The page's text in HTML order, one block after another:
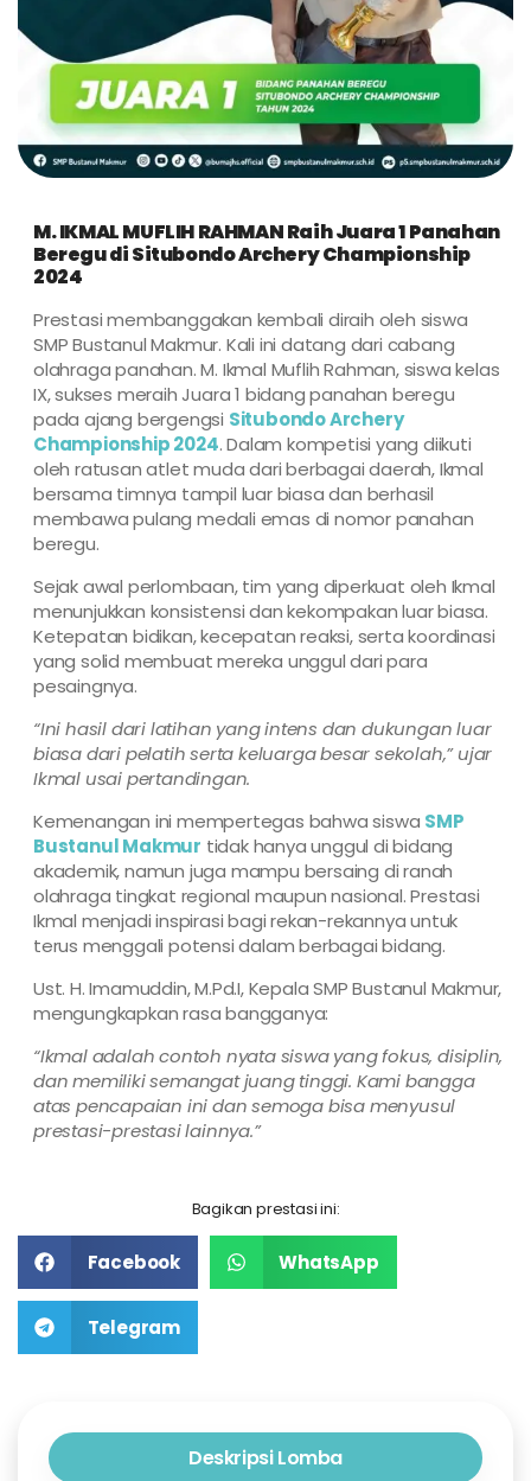
Deskripsi Lomba
M. IKMAL MUFLIH RAHMAN Raih Juara 1 Panahan
Beregu di Situbondo Archery Championship
2024
Prestasi membanggakan kembali diraih oleh siswa
SMP Bustanul Makmur. Kali ini datang dari cabang
olahraga panahan. M. Ikmal Muflih Rahman, siswa kelas
IX, sukses meraih Juara 1 bidang panahan beregu
pada ajang bergengsi Situbondo Archery
Championship 2024. Dalam kompetisi yang diikuti
oleh ratusan atlet muda dari berbagai daerah, Ikmal
bersama timnya tampil luar biasa dan berhasil
membawa pulang medali emas di nomor panahan
beregu.
Sejak awal perlombaan, tim yang diperkuat oleh Ikmal
menunjukkan konsistensi dan kekompakan luar biasa.
Ketepatan bidikan, kecepatan reaksi, serta koordinasi
yang solid membuat mereka unggul dari para
pesaingnya.
“Ini hasil dari latihan yang intens dan dukungan luar
biasa dari pelatih serta keluarga besar sekolah,” ujar
Ikmal usai pertandingan.
Kemenangan ini mempertegas bahwa siswa SMP
Bustanul Makmur tidak hanya unggul di bidang
akademik, namun juga mampu bersaing di ranah
olahraga tingkat regional maupun nasional. Prestasi
Ikmal menjadi inspirasi bagi rekan-rekannya untuk
terus menggali potensi dalam berbagai bidang.
Ust. H. Imamuddin, M.Pd.I, Kepala SMP Bustanul Makmur,
mengungkapkan rasa bangganya:
“Ikmal adalah contoh nyata siswa yang fokus, disiplin,
dan memiliki semangat juang tinggi. Kami bangga
atas pencapaian ini dan semoga bisa menyusul
prestasi-prestasi lainnya.”
Bagikan prestasi ini:
Facebook WhatsApp
Telegram